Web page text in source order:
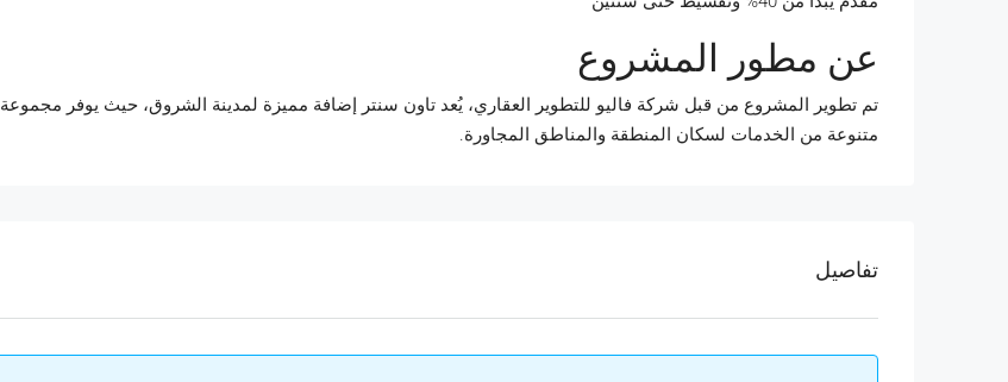
عن مطور المشروع
تم تطوير المشروع من قبل شركة فاليو للتطوير العقاري، يُعد تاون سنتر إضافة مميزة لمدينة الشروق، حيث يوفر مجموعة
متنوعة من الخدمات لسكان المنطقة والمناطق المجاورة.
تفاصيل